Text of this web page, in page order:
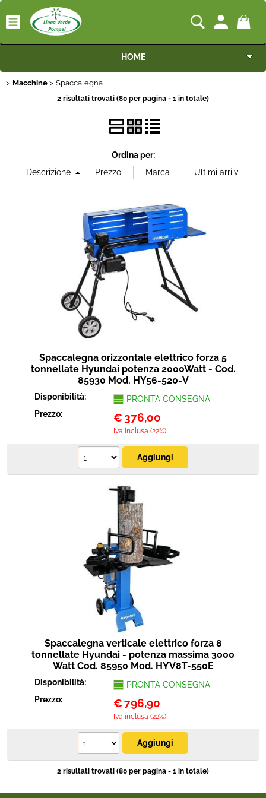
Categoria: HOME>Macchine
Portata
HOME
Motocoltivatori
Irrigazione
Irrorazione
Pompe idrauliche
Protezione
Pet Store
Ricambi
Macchine Spaccalegna
2 risultati trovati (80 per pagina - 1 in totale)
Ordina per:
Spaccalegna orizzontale elettrico forza 5
tonnellate Hyundai potenza 2000Watt - Cod.
85930 Mod. HY56-520-V
Disponibilità:
PRONTA CONSEGNA
Prezzo:
€ 376,00
Iva inclusa (22%)
Spaccalegna verticale elettrico forza 8
tonnellate Hyundai - potenza massima 3000
Watt Cod. 85950 Mod. HYV8T-550E
Disponibilità:
PRONTA CONSEGNA
Prezzo:
€796,90
Iva inclusa (22%)
2 risultati trovati (80 per pagina - 1 in totale)